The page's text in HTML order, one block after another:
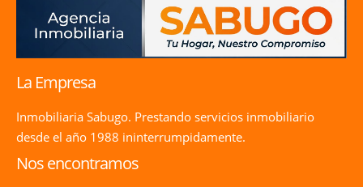
La Empresa
Inmobiliaria Sabugo. Prestando servicios inmobiliario
desde el año 1988 ininterrumpidamente.
Nos encontramos